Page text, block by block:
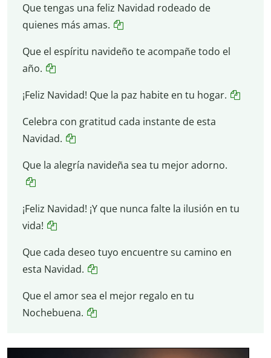
Que tengas una feliz Navidad rodeado de
quienes más amas.
Que el espíritu navideño te acompañe todo el
año.
¡Feliz Navidad! Que la paz habite en tu hogar.
Celebra con gratitud cada instante de esta
Navidad.
Que la alegría navideña sea tu mejor adorno.
¡Feliz Navidad! ¡Y que nunca falte la ilusión en tu
vida!
Que cada deseo tuyo encuentre su camino en
esta Navidad.
Que el amor sea el mejor regalo en tu
Nochebuena.